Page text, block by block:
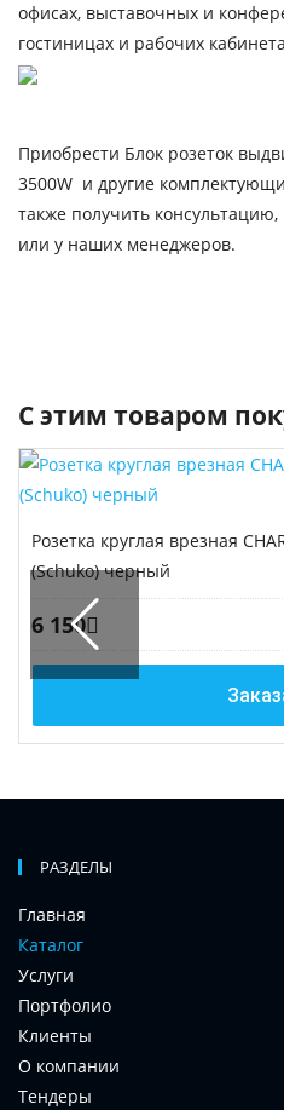
офисах, выставочных и
гостиницах и рабочих
Приобрести Блок розеток
3500W и другие
также получить
или у наших менеджеров.
С этим товаром
Розетка круглая врезная
(Schuko) черный
6 150
РАЗДЕЛЫ
Главная
Каталог
Услуги
Портфолио
Клиенты
О компании
Тендеры